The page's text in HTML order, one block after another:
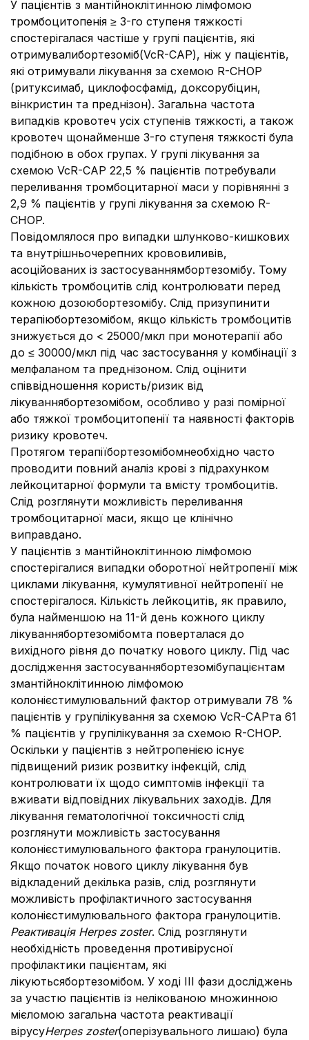
У пацієнтів з мантійноклітинною лімфомою
тромбоцитопенія ≥ 3-го ступеня тяжкості
спостерігалася частіше у групі пацієнтів, які
отримувалибортезоміб(VcR-CAP), ніж у пацієнтів,
які отримували лікування за схемою R-CHOP
(ритуксимаб, циклофосфамід, доксорубіцин,
вінкристин та преднізон). Загальна частота
випадків кровотеч усіх ступенів тяжкості, а також
кровотеч щонайменше 3-го ступеня тяжкості була
подібною в обох групах. У групі лікування за
схемою VcR-CAP 22,5 % пацієнтів потребували
переливання тромбоцитарної маси у порівнянні з
2,9 % пацієнтів у групі лікування за схемою R-
CHOP.
Повідомлялося про випадки шлунково-кишкових
та внутрішньочерепних крововиливів,
асоційованих із застосуваннямбортезомібу. Тому
кількість тромбоцитів слід контролювати перед
кожною дозоюбортезомібу. Слід призупинити
терапіюбортезомібом, якщо кількість тромбоцитів
знижується до < 25000/мкл при монотерапії або
до ≤ 30000/мкл під час застосування у комбінації з
мелфаланом та преднізоном. Слід оцінити
співвідношення користь/ризик від
лікуваннябортезомібом, особливо у разі помірної
або тяжкої тромбоцитопенії та наявності факторів
ризику кровотеч.
Протягом терапіїбортезомібомнеобхідно часто
проводити повний аналіз крові з підрахунком
лейкоцитарної формули та вмісту тромбоцитів.
Слід розглянути можливість переливання
тромбоцитарної маси, якщо це клінічно
виправдано.
У пацієнтів з мантійноклітинною лімфомою
спостерігалися випадки оборотної нейтропенії між
циклами лікування, кумулятивної нейтропенії не
спостерігалося. Кількість лейкоцитів, як правило,
була найменшою на 11-й день кожного циклу
лікуваннябортезомібомта поверталася до
вихідного рівня до початку нового циклу. Під час
дослідження застосуваннябортезомібупацієнтам
змантійноклітинною лімфомою
колонієстимулювальний фактор отримували 78 %
пацієнтів у групілікування за схемою VcR-CAPта 61
% пацієнтів у групілікування за схемою R-CHOP.
Оскільки у пацієнтів з нейтропенією існує
підвищений ризик розвитку інфекцій, слід
контролювати їх щодо симптомів інфекції та
вживати відповідних лікувальних заходів. Для
лікування гематологічної токсичності слід
розглянути можливість застосування
колонієстимулювального фактора гранулоцитів.
Якщо початок нового циклу лікування був
відкладений декілька разів, слід розглянути
можливість профілактичного застосування
колонієстимулювального фактора гранулоцитів.
Реактивація Herpes zoster. Слід розглянути
необхідність проведення противірусної
профілактики пацієнтам, які
лікуютьсябортезомібом. У ході ІІІ фази досліджень
за участю пацієнтів із нелікованою множинною
мієломою загальна частота реактивації
вірусуHerpes zoster(оперізувального лишаю) була